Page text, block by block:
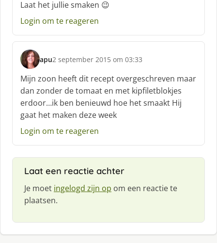
h
r
e
f
:
Laat het jullie smaken 😉
Login om te reageren
apu
s
c
h
r
e
e
:
2 september 2015 om 03:33
Mijn zoon heeft dit recept overgeschreven maar
dan zonder de tomaat en met kipfiletblokjes
erdoor…ik ben benieuwd hoe het smaakt Hij
gaat het maken deze week
Login om te reageren
Laat een reactie achter
Je moet ingelogd zijn op om een reactie te
plaatsen.